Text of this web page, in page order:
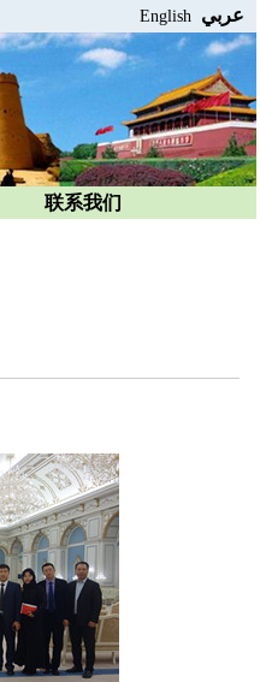
English عربي
联系我们